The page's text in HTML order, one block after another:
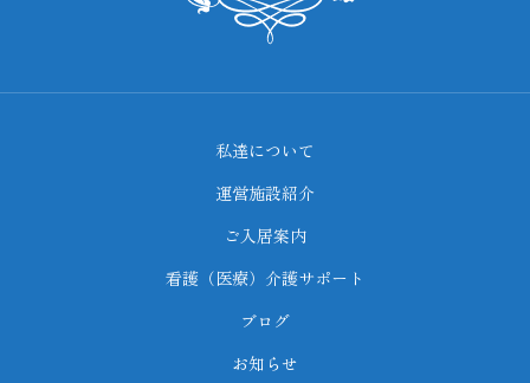
私達について
運営施設紹介
ご入居案内
看護（医療）介護サポート
ブログ
お知らせ